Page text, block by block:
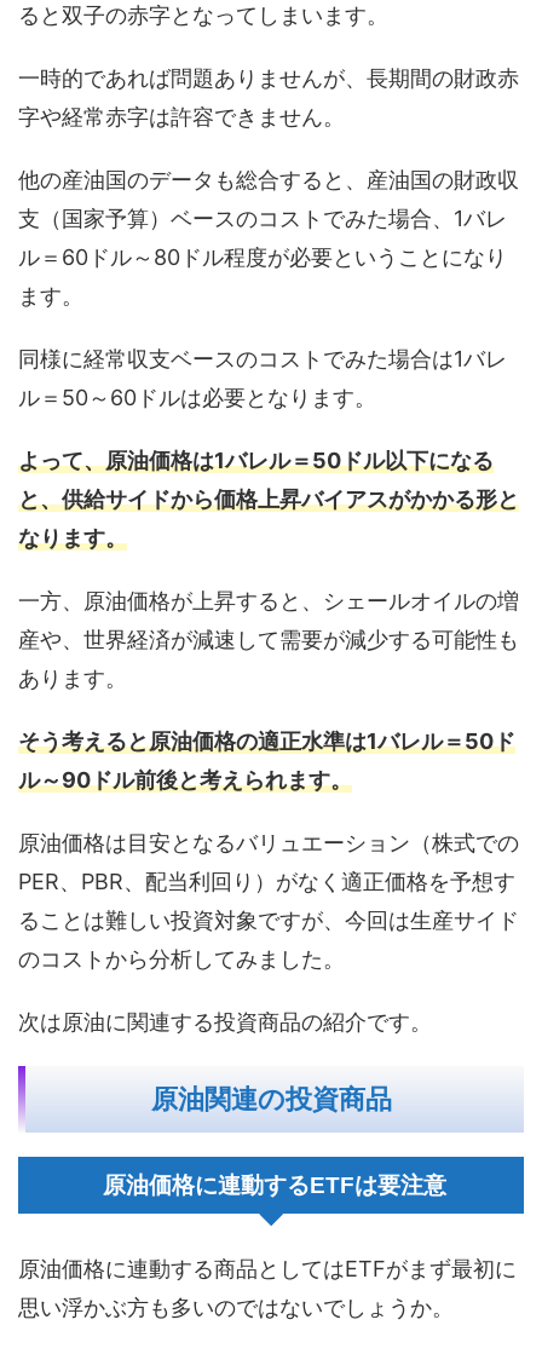
ると双子の赤字となってしまいます。
一時的であれば問題ありませんが、長期間の財政赤
字や経常赤字は許容できません。
他の産油国のデータも総合すると、産油国の財政収
支（国家予算）ベースのコストでみた場合、1バレ
ル＝60ドル～80ドル程度が必要ということになり
ます。
同様に経常収支ベースのコストでみた場合は1バレ
ル＝50～60ドルは必要となります。
よって、原油価格は1バレル＝50ドル以下になる
と、供給サイドから価格上昇バイアスがかかる形と
なります。
一方、原油価格が上昇すると、シェールオイルの増
産や、世界経済が減速して需要が減少する可能性も
あります。
そう考えると原油価格の適正水準は1バレル＝50ド
ル～90ドル前後と考えられます。
原油価格は目安となるバリュエーション（株式での
PER、PBR、配当利回り）がなく適正価格を予想す
ることは難しい投資対象ですが、今回は生産サイド
のコストから分析してみました。
次は原油に関連する投資商品の紹介です。
原油関連の投資商品
原油価格に連動するETFは要注意
原油価格に連動する商品としてはETFがまず最初に
思い浮かぶ方も多いのではないでしょうか。